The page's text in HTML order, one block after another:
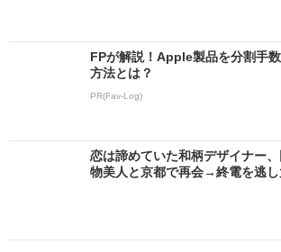
FPが解説！Apple製品を分割手
方法とは？
PR(Fav-Log)
恋は諦めていた和柄デザイナー
物美人と京都で再会→終電を逃し